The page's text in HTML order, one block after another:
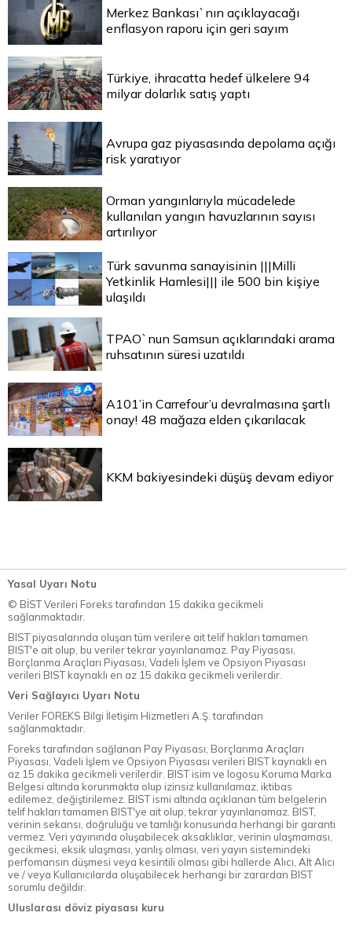
Merkez Bankası`nın açıklayacağı
enflasyon raporu için geri sayım
Türkiye, ihracatta hedef ülkelere 94
milyar dolarlık satış yaptı
Avrupa gaz piyasasında depolama açığı
risk yaratıyor
Orman yangınlarıyla mücadelede
kullanılan yangın havuzlarının sayısı
artırılıyor
Türk savunma sanayisinin |||Milli
Yetkinlik Hamlesi||| ile 500 bin kişiye
ulaşıldı
TPAO`nun Samsun açıklarındaki arama
ruhsatının süresi uzatıldı
A101’in Carrefour’u devralmasına şartlı
onay! 48 mağaza elden çıkarılacak
KKM bakiyesindeki düşüş devam ediyor
Yasal Uyarı Notu
© BİST Verileri Foreks tarafından 15 dakika gecikmeli
sağlanmaktadır.
BIST piyasalarında oluşan tüm verilere ait telif hakları tamamen
BIST'e ait olup, bu veriler tekrar yayınlanamaz. Pay Piyasası,
Borçlanma Araçları Piyasası, Vadeli İşlem ve Opsiyon Piyasası
verileri BIST kaynaklı en az 15 dakika gecikmeli verilerdir.
Veri Sağlayıcı Uyarı Notu
Veriler FOREKS Bilgi İletişim Hizmetleri A.Ş. tarafından
sağlanmaktadır.
Foreks tarafından sağlanan Pay Piyasası, Borçlanma Araçları
Piyasası, Vadeli İşlem ve Opsiyon Piyasası verileri BIST kaynaklı en
az 15 dakika gecikmeli verilerdir. BIST isim ve logosu Koruma Marka
Belgesi altında korunmakta olup izinsiz kullanılamaz, iktibas
edilemez, değiştirilemez. BIST ismi altında açıklanan tüm belgelerin
telif hakları tamamen BIST'ye ait olup, tekrar yayınlanamaz. BIST,
verinin sekansı, doğruluğu ve tamlığı konusunda herhangi bir garanti
vermez. Veri yayınında oluşabilecek aksaklıklar, verinin ulaşmaması,
gecikmesi, eksik ulaşması, yanlış olması, veri yayın sistemindeki
perfomansın düşmesi veya kesintili olması gibi hallerde Alıcı, Alt Alıcı
ve / veya Kullanıcılarda oluşabilecek herhangi bir zarardan BIST
sorumlu değildir.
Uluslarası döviz piyasası kuru